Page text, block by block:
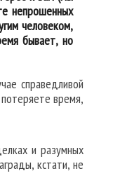
непрошенных
человеком,
бывает, но
справедливой
время,
и разумных
кстати, не